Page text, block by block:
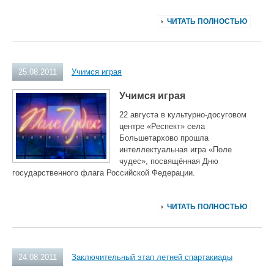
ЧИТАТЬ ПОЛНОСТЬЮ
25.08.2011 Учимся играя
Учимся играя
22 августа в культурно-досуговом
центре «Респект» села
Большетархово прошла
интеллектуальная игра «Поле
чудес», посвящённая Дню
государственного флага Российской Федерации.
ЧИТАТЬ ПОЛНОСТЬЮ
24.08.2011 Заключительный этап летней спартакиады